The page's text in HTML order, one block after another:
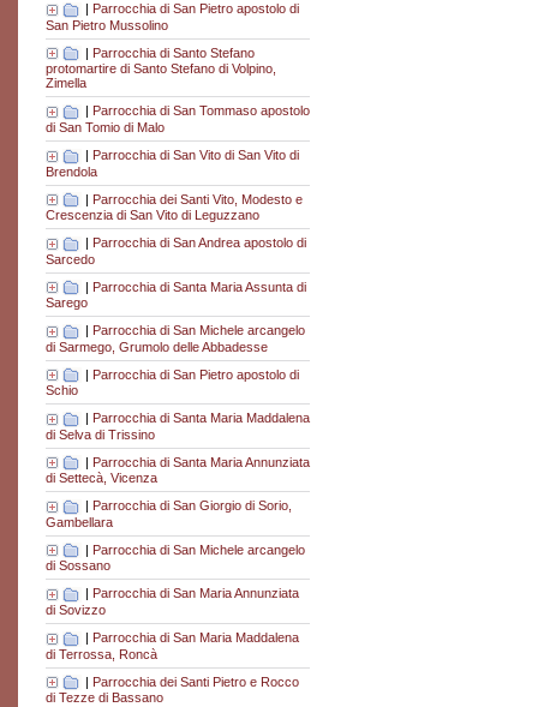
Parrocchia di San Pietro apostolo di
San Pietro Mussolino
| Parrocchia di Santo Stefano
protomartire di Santo Stefano di Volpino,
Zimella
Parrocchia di San Tommaso apostolo
di San Tomio di Malo
| Parrocchia di San Vito di San Vito di
Brendola
| Parrocchia dei Santi Vito, Modesto e
Crescenzia di San Vito di Leguzzano
| Parrocchia di San Andrea apostolo di
Sarcedo
| Parrocchia di Santa Maria Assunta di
Sarego
| Parrocchia di San Michele arcangelo
di Sarmego, Grumolo delle Abbadesse
| Parrocchia di San Pietro apostolo di
Schio
Parrocchia di Santa Maria Maddalena
di Selva di Trissino
| Parrocchia di Santa Maria Annunziata
di Settecà, Vicenza
Parrocchia di San Giorgio di Sorio,
Gambellara
| Parrocchia di San Michele arcangelo
di Sossano
Parrocchia di San Maria Annunziata
di Sovizzo
| Parrocchia di San Maria Maddalena
di Terrossa, Roncà
| Parrocchia dei Santi Pietro e Rocco
di Tezze di Bassano